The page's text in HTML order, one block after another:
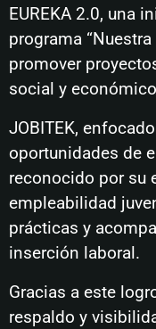
EUREKA 2.0, una
programa
promover
social y
JOBITEK,
oportunidades de
reconocido por su
empleabilidad
prácticas y
inserción laboral.
Gracias a este
respaldo y